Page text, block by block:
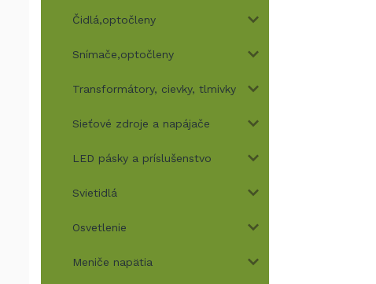
Čidlá,optočleny
Snímače,optočleny
Transformátory, cievky, tlmivky
Sieťové zdroje a napájače
LED pásky a príslušenstvo
Svietidlá
Osvetlenie
Meniče napätia